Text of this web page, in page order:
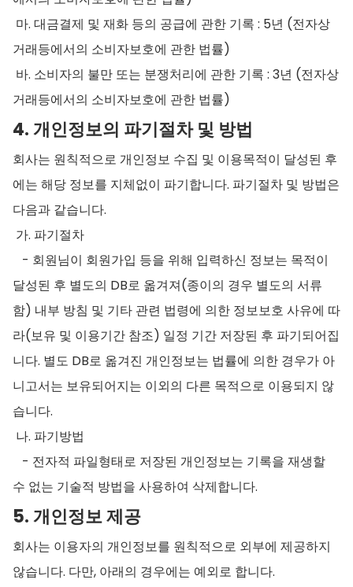
마. 대금결제 및 재화 등의 공급에 관한 기록 : 5년 (전자상
거래등에서의 소비자보호에 관한 법률)
바. 소비자의 불만 또는 분쟁처리에 관한 기록 : 3년 (전자상
거래등에서의 소비자보호에 관한 법률)
4. 개인정보의 파기절차 및 방법
회사는 원칙적으로 개인정보 수집 및 이용목적이 달성된 후
에는 해당 정보를 지체없이 파기합니다. 파기절차 및 방법은
다음과 같습니다.
가. 파기절차
- 회원님이 회원가입 등을 위해 입력하신 정보는 목적이
달성된 후 별도의 DB로 옮겨져(종이의 경우 별도의 서류
함) 내부 방침 및 기타 관련 법령에 의한 정보보호 사유에 따
라(보유 및 이용기간 참조) 일정 기간 저장된 후 파기되어집
니다. 별도 DB로 옮겨진 개인정보는 법률에 의한 경우가 아
니고서는 보유되어지는 이외의 다른 목적으로 이용되지 않
습니다.
나. 파기방법
- 전자적 파일형태로 저장된 개인정보는 기록을 재생할
수 없는 기술적 방법을 사용하여 삭제합니다.
5. 개인정보 제공
회사는 이용자의 개인정보를 원칙적으로 외부에 제공하지
않습니다. 다만, 아래의 경우에는 예외로 합니다.